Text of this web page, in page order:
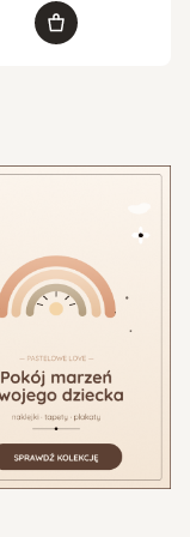
Do koszyka